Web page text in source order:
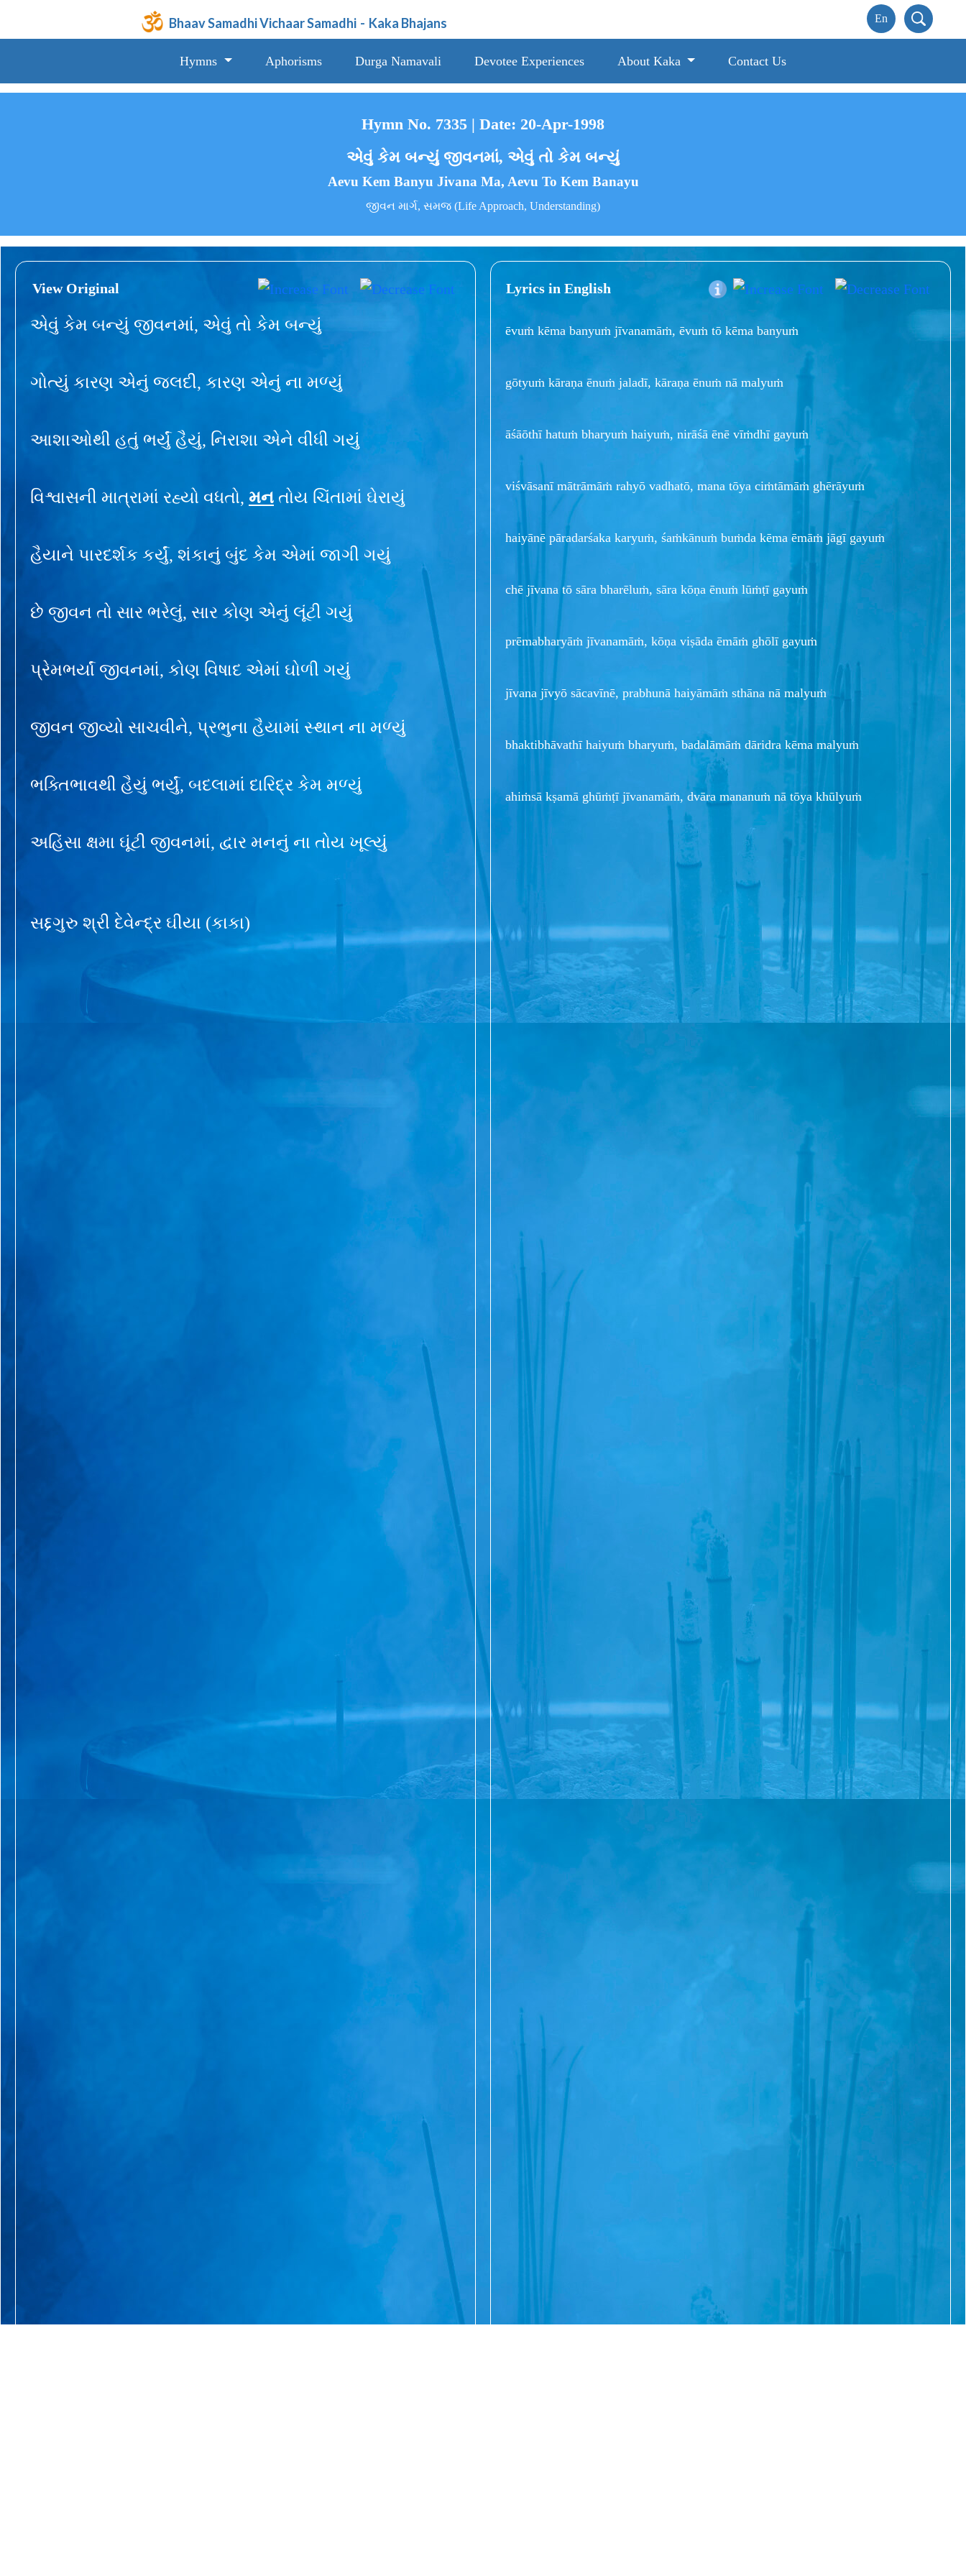
Bhaav Samadhi Vichaar Samadhi - Kaka Bhajans
Hymns Aphorisms Durga Namavali Devotee Experiences About Kaka Contact Us
Hymn No. 7335 | Date: 20-Apr-1998
એવું કેમ બન્યું જીવનમાં, એવું તો કેમ બન્યું
Aevu Kem Banyu Jivana Ma, Aevu To Kem Banayu
જીવન માર્ગ, સમજ (Life Approach, Understanding)
View Original
એવું કેમ બન્યું જીવનમાં, એવું તો કેમ બન્યું
ગોત્યું કારણ એનું જલદી, કારણ એનું ના મળ્યું
આશાઓથી હતું ભર્યું હૈયું, નિરાશા એને વીંધી ગયું
વિશ્વાસની માત્રામાં રહ્યો વધતો, મન તોય ચિંતામાં ઘેરાયું
હૈયાને પારદર્શક કર્યું, શંકાનું બુંદ કેમ એમાં જાગી ગયું
છે જીવન તો સાર ભરેલું, સાર કોણ એનું લૂંટી ગયું
પ્રેમભર્યાં જીવનમાં, કોણ વિષાદ એમાં ઘોળી ગયું
જીવન જીવ્યો સાચવીને, પ્રભુના હૈયામાં સ્થાન ના મળ્યું
ભક્તિભાવથી હૈયું ભર્યું, બદલામાં દારિદ્ર કેમ મળ્યું
અહિંસા ક્ષમા ઘૂંટી જીવનમાં, દ્વાર મનનું ના તોય ખૂલ્યું
સદ્દગુરુ શ્રી દેવેન્દ્ર ઘીયા (કાકા)
Lyrics in English
ēvuṁ kēma banyuṁ jīvanamāṁ, ēvuṁ tō kēma banyuṁ
gōtyuṁ kāraṇa ēnuṁ jaladī, kāraṇa ēnuṁ nā malyuṁ
āśāōthī hatuṁ bharyuṁ haiyuṁ, nirāśā ēnē vīṁdhī gayuṁ
viśvāsanī mātrāmāṁ rahyō vadhatō, mana tōya ciṁtāmāṁ ghērāyuṁ
haiyānē pāradarśaka karyuṁ, śaṁkānuṁ buṁda kēma ēmāṁ jāgī gayuṁ
chē jīvana tō sāra bharēluṁ, sāra kōṇa ēnuṁ lūṁṭī gayuṁ
prēmabharyāṁ jīvanamāṁ, kōṇa viṣāda ēmāṁ ghōlī gayuṁ
jīvana jīvyō sācavīnē, prabhunā haiyāmāṁ sthāna nā malyuṁ
bhaktibhāvathī haiyuṁ bharyuṁ, badalāmāṁ dāridra kēma malyuṁ
ahiṁsā kṣamā ghūṁṭī jīvanamāṁ, dvāra mananuṁ nā tōya khūlyuṁ